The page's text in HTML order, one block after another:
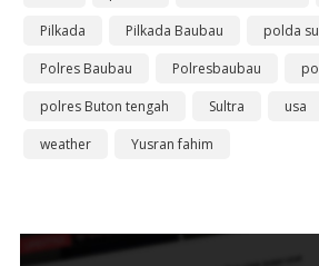
Pilkada
Pilkada Baubau polda
Polres Baubau
Polresbaubau
polres Buton tengah
Sultra usa
weather
Yusran fahim